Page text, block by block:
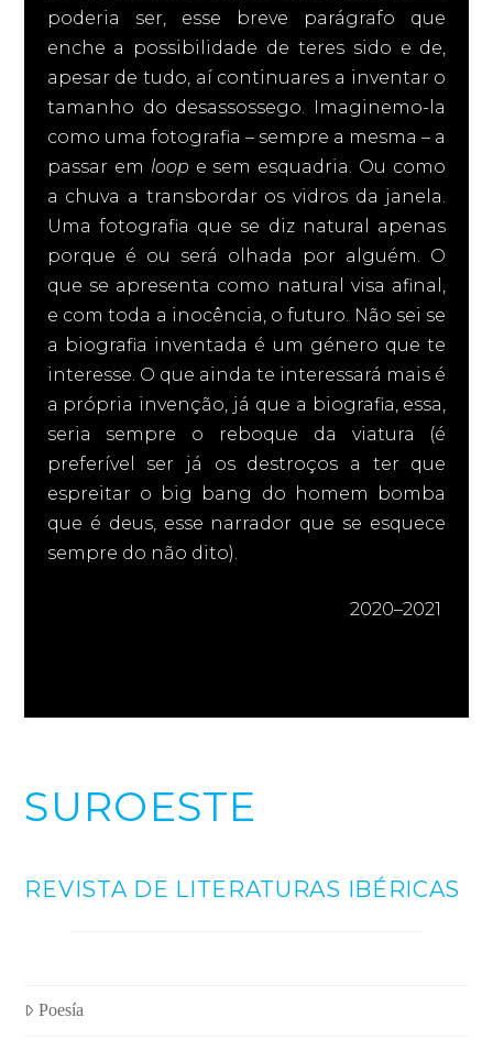
poderia ser, esse breve parágrafo que
enche a possibilidade de teres sido e de,
apesar de tudo, aí continuares a inventar o
tamanho do desassossego. Imaginemo-la
como uma fotografia – sempre a mesma – a
passar em loop e sem esquadria. Ou como
a chuva a transbordar os vidros da janela.
Uma fotografia que se diz natural apenas
porque é ou será olhada por alguém. O
que se apresenta como natural visa afinal,
e com toda a inocência, o futuro. Não sei se
a biografia inventada é um género que te
interesse. O que ainda te interessará mais é
a própria invenção, já que a biografia, essa,
seria sempre o reboque da viatura (é
preferível ser já os destroços a ter que
espreitar o big bang do homem bomba
que é deus, esse narrador que se esquece
sempre do não dito).
2020–2021
SUROESTE
REVISTA DE LITERATURAS IBÉRICAS
Poesía